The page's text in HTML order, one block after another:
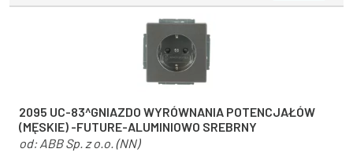
2095 UC-83^GNIAZDO WYRÓWNANIA POTENCJAŁÓW
(MĘSKIE) -FUTURE-ALUMINIOWO SREBRNY
od: ABB Sp. z o.o. (NN)